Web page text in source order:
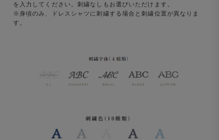
を入力してください。刺繍なしもお選びいただけます。
※身頃のみ、ドレスシャツに刺繍する場合と刺繍位置が異なりま
す。